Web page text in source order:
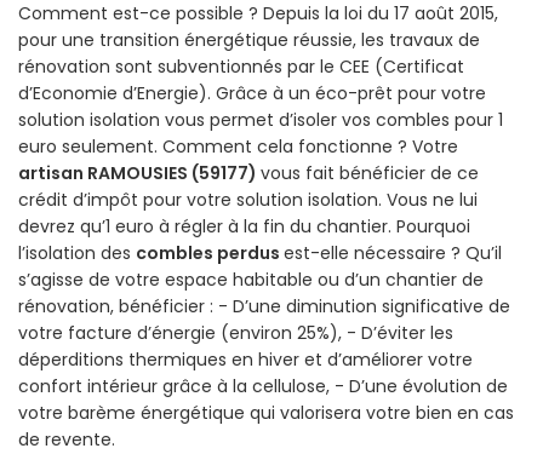
Comment est-ce possible ? Depuis la loi du 17 août 2015,
pour une transition énergétique réussie, les travaux de
rénovation sont subventionnés par le CEE (Certificat
d’Economie d’Energie). Grâce à un éco-prêt pour votre
solution isolation vous permet d’isoler vos combles pour 1
euro seulement. Comment cela fonctionne ? Votre
artisan RAMOUSIES (59177) vous fait bénéficier de ce
crédit d’impôt pour votre solution isolation. Vous ne lui
devrez qu’1 euro à régler à la fin du chantier. Pourquoi
l’isolation des combles perdus est-elle nécessaire ? Qu’il
s’agisse de votre espace habitable ou d’un chantier de
rénovation, bénéficier : - D’une diminution significative de
votre facture d’énergie (environ 25%), - D’éviter les
déperditions thermiques en hiver et d’améliorer votre
confort intérieur grâce à la cellulose, - D’une évolution de
votre barème énergétique qui valorisera votre bien en cas
de revente.